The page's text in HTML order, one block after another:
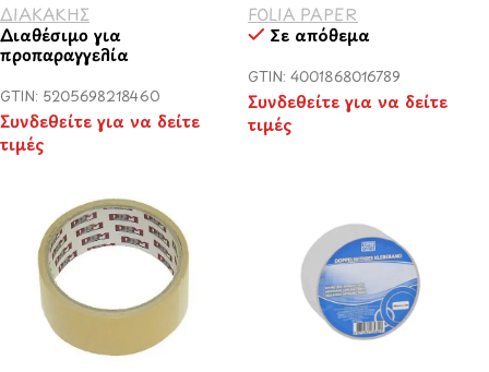
ΔΙΑΚΑΚΗΣ
Διαθέσιμο για
προπαραγγελία
GTIN: 5205698218460
Συνδεθείτε για να δείτε
τιμές
FOLIA PAPER
Σε απόθεμα
GTIN: 4001868016789
Συνδεθείτε για να δείτε
τιμές